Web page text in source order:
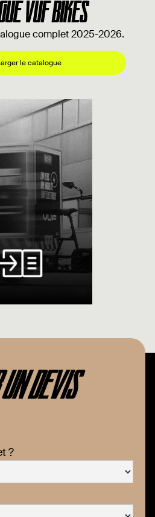
VUF BIKES
complet 2025-2026.
le catalogue
DEVIS
?